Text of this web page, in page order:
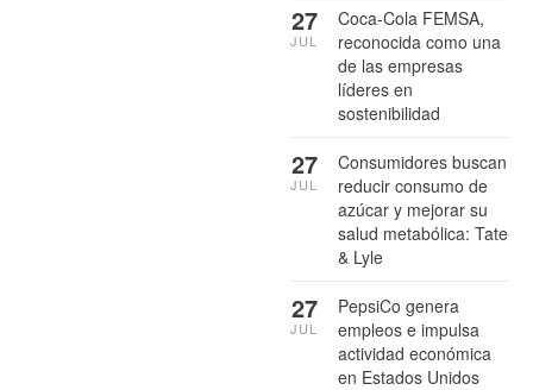
Coca-Cola FEMSA,
reconocida como una
de las empresas
líderes en
sostenibilidad
27
JUL
Consumidores buscan
reducir consumo de
azúcar y mejorar su
salud metabólica: Tate
& Lyle
27
JUL
PepsiCo genera
empleos e impulsa
actividad económica
en Estados Unidos
27
JUL